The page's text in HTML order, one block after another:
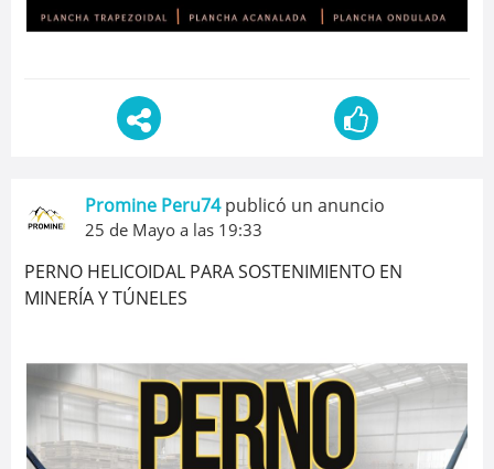
Promine Peru74publicó un anuncio
25 de Mayo a las 19:33
PERNO HELICOIDAL PARA SOSTENIMIENTO EN
MINERÍA Y TÚNELES